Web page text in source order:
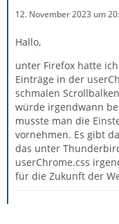
12. November 2023 um
Hallo,
unter Firefox hatte
Einträge in der
schmalen
würde irgendwann
musste man die
vornehmen. Es gibt
das unter
userChrome.css
für die Zukunft der